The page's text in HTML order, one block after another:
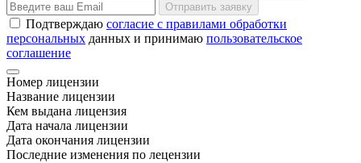
Отправить заявку
Подтверждаю согласие с правилами обработки
персональных данных и принимаю пользовательское
соглашение
Номер лицензии
Название лицензии
Кем выдана лицензия
Дата начала лицензии
Дата окончания лицензии
Последние изменения по лецензии